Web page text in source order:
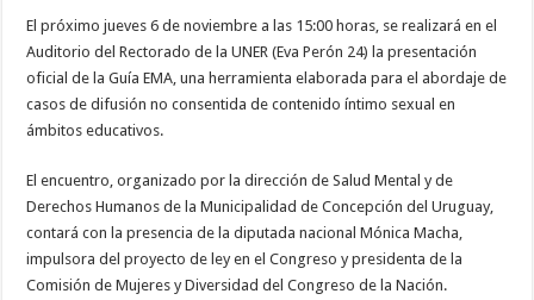
El próximo jueves 6 de noviembre a las 15:00 horas, se realizará en el
Auditorio del Rectorado de la UNER (Eva Perón 24) la presentación
oficial de la Guía EMA, una herramienta elaborada para el abordaje de
casos de difusión no consentida de contenido íntimo sexual en
ámbitos educativos.
El encuentro, organizado por la dirección de Salud Mental y de
Derechos Humanos de la Municipalidad de Concepción del Uruguay,
contará con la presencia de la diputada nacional Mónica Macha,
impulsora del proyecto de ley en el Congreso y presidenta de la
Comisión de Mujeres y Diversidad del Congreso de la Nación.